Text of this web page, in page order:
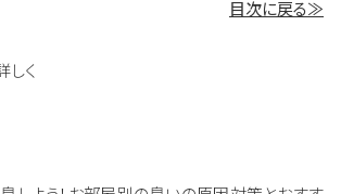
目次に戻る≫
しく